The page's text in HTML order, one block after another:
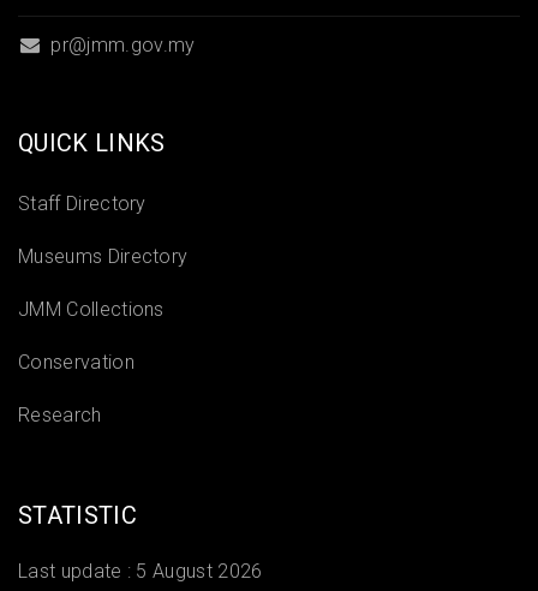
pr@jmm.gov.my
QUICK LINKS
Staff Directory
Museums Directory
JMM Collections
Conservation
Research
STATISTIC
Last update : 5 August 2026